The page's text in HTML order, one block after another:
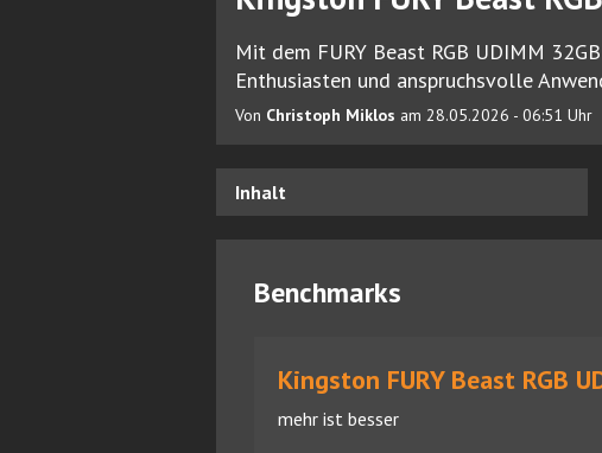
Mit dem FURY Beast RGB UDIMM
Enthusiasten und anspruchsvolle
Von Christoph Miklos am 28.05.2026 - 06:51 Uhr
Inhalt
Benchmarks
Kingston FURY Beast RGB
mehr ist besser